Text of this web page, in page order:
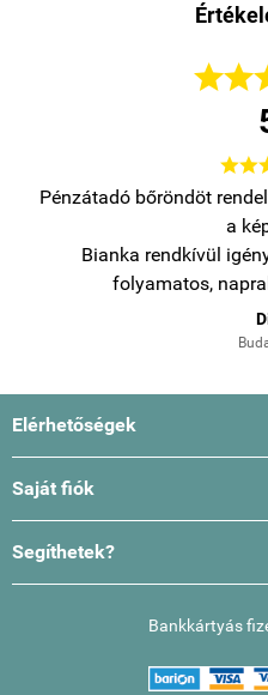


Pénzátadó bőröndöt
a
Bianka rendkívül
folyamatos,
Elérhetőségek
Saját fiók
Segíthetek?
Bankkártyás